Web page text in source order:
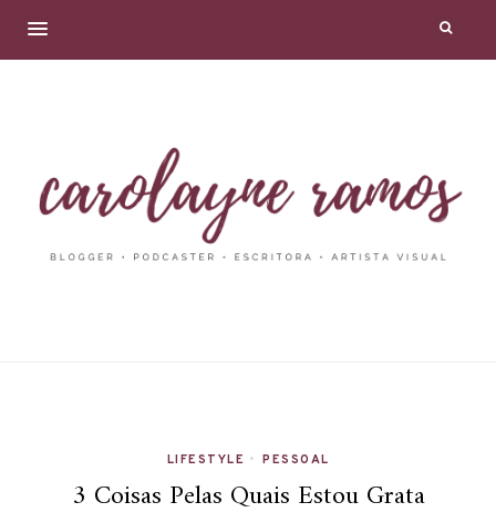
LIFESTYLE • PESSOAL
3 Coisas Pelas Quais Estou Grata